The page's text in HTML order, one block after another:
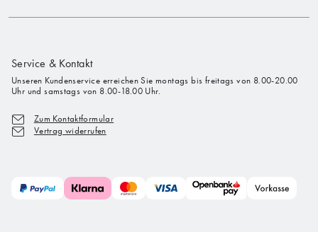
Service & Kontakt
Unseren Kundenservice erreichen Sie montags bis freitags von 8.00-20.00
Uhr und samstags von 8.00-18.00 Uhr.
Zum Kontaktformular
Vertrag widerrufen